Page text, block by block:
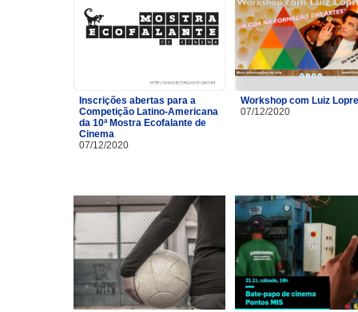
Inscrições abertas para a
Competição Latino-Americana
da 10ª Mostra Ecofalante de
Cinema
07/12/2020
Workshop com Luiz
07/12/2020